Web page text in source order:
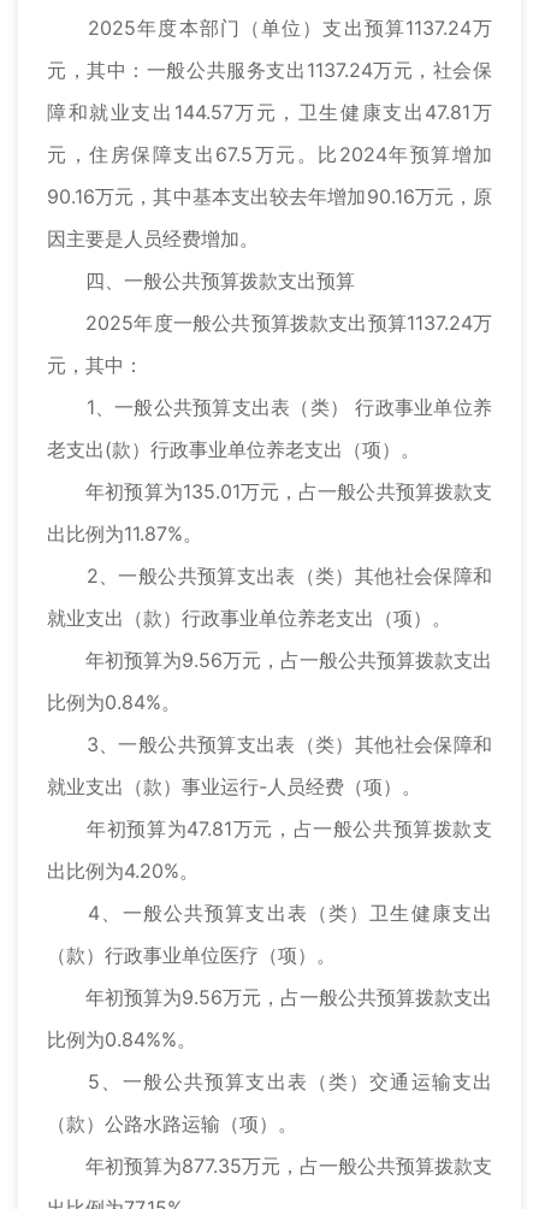
2025年度本部门（单位）支出预算1137.24万
元，其中：一般公共服务支出1137.24万元，社会保
障和就业支出144.57万元，卫生健康支出47.81万
元，住房保障支出67.5万元。比2024年预算增加
90.16万元，其中基本支出较去年增加90.16万元，原
因主要是人员经费增加。
四、一般公共预算拨款支出预算
2025年度一般公共预算拨款支出预算1137.24万
元，其中：
1、一般公共预算支出表（类） 行政事业单位养
老支出(款）行政事业单位养老支出（项）。
年初预算为135.01万元，占一般公共预算拨款支
出比例为11.87%。
2、一般公共预算支出表（类）其他社会保障和
就业支出（款）行政事业单位养老支出（项）。
年初预算为9.56万元，占一般公共预算拨款支出
比例为0.84%。
3、一般公共预算支出表（类）其他社会保障和
就业支出（款）事业运行-人员经费（项）。
年初预算为47.81万元，占一般公共预算拨款支
出比例为4.20%。
4、一般公共预算支出表（类）卫生健康支出
（款）行政事业单位医疗（项）。
年初预算为9.56万元，占一般公共预算拨款支出
比例为0.84%%。
5、一般公共预算支出表（类）交通运输支出
（款）公路水路运输（项）。
年初预算为877.35万元，占一般公共预算拨款支